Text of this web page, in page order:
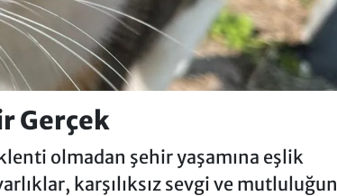
Gerçek
olmadan şehir yaşamına eşlik
karşılıksız sevgi ve mutluluğun